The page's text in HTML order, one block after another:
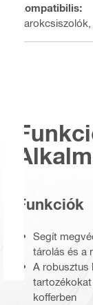
Kompatibilis:
Funkciók
Segít
tárolás és a
A robusztus
tartozékokat
kofferben